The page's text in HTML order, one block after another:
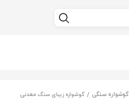
گوشواره سنگی گوشواره زیبای سنگ معدنی